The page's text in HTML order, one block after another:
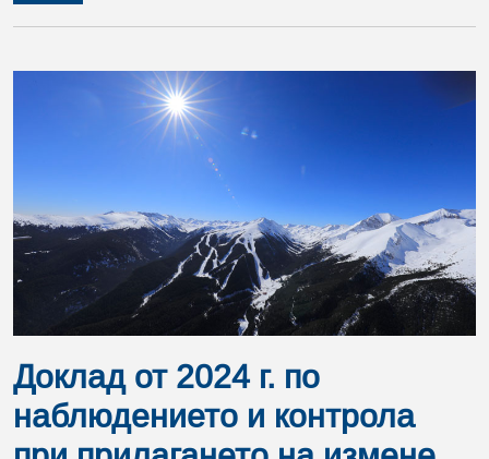
Доклад от 2024 г. по
наблюдението и контрола